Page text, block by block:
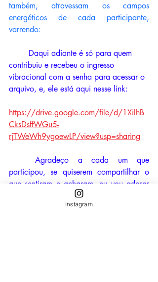
também, atravessam os campos
energéticos de cada participante,
varrendo:
contribuiu e recebeu o ingresso
vibracional com a senha para acessar o
arquivo, e, ele está aqui nesse link:
https://drive.google.com/file/d/1XilhB
CksDsffWGu5-
rjTWeWh9ygoewLP/view?usp=sharing
	Agradeço a cada um que
participou, se quiserem compartilhar o
que sentiram e acharam, eu vou adorar
Instagram